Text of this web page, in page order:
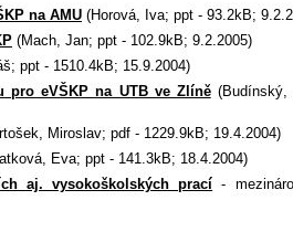
na AMU (Horová, Iva; ppt - 93.2kB;
(Mach, Jan; ppt - 102.9kB; 9.2.2005)
ppt - 1510.4kB; 15.9.2004)
pro eVŠKP na UTB ve Zlíně(Budínský,
Miroslav; pdf - 1229.9kB; 19.4.2004)
Eva; ppt - 141.3kB; 18.4.2004)
aj. vysokoškolských prací -